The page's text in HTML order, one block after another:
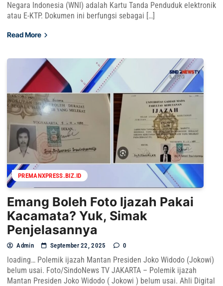
Negara Indonesia (WNI) adalah Kartu Tanda Penduduk elektronik
atau E-KTP. Dokumen ini berfungsi sebagai […]
Read More
PREMANXPRESS.BIZ.ID
Emang Boleh Foto Ijazah Pakai
Kacamata? Yuk, Simak
Penjelasannya
Admin September 22, 2025 0
loading… Polemik ijazah Mantan Presiden Joko Widodo (Jokowi)
belum usai. Foto/SindoNews TV JAKARTA – Polemik ijazah
Mantan Presiden Joko Widodo ( Jokowi ) belum usai. Ahli Digital